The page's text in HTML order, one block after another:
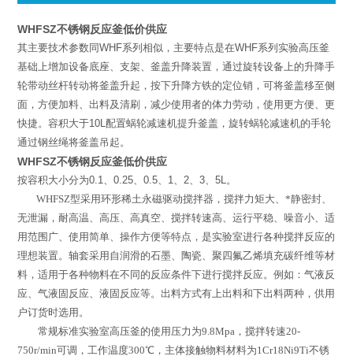
WHFSZ不锈钢反应釜低价供应
其主要技术参数同WHF系列相似，主要特点是在WHF系列实验高压釜
基础上增加设备底座、支架、釜盖升降装置，通过旋转设备上的升降手
轮带动丝杆转动将釜盖升起，按下升降方铁的定位销，可将釜盖移至侧
面，方便加料、出料及清刷，减少使用者的体力劳动，使用更方便、更
快捷。容积大于10L配置蜗轮减速机提升釜盖，旋转蜗轮减速机的手轮
通过钢丝绳将釜盖吊起。
WHFSZ不锈钢反应釜低价供应
按容积大小分为0.1、0.25、0.5、 1、2、3、5L。
WHFSZ型采用环形稀土永磁驱动搅拌器，搅拌力矩大、*静密封、
无泄漏，耐高温、高压、高真空、搅拌转速高、运行平稳、噪音小、适
用范围广、使用简单、操作方便等特点，是实验室进行各种搅拌反应的
理想装置。轴套采用自润滑的石墨、陶瓷、聚四氟乙烯填充碳纤维等材
料，适用于各种物料在不同的反应条件下进行搅拌反应。例如：气液反
应、气液固反应、液固反应等。出料方式有上出料和下出料两种，供用
户订货时选用。
常规标准实验室高压釜的使用压力为9.8Mpa ，搅拌转速20-
750r/min 可调，工作温度300℃ ，主体接触物料材料为1Cr18Ni9Ti不锈